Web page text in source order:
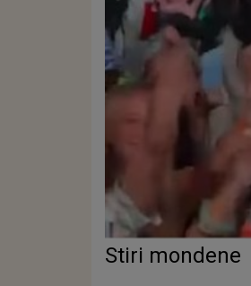
Stiri mondene